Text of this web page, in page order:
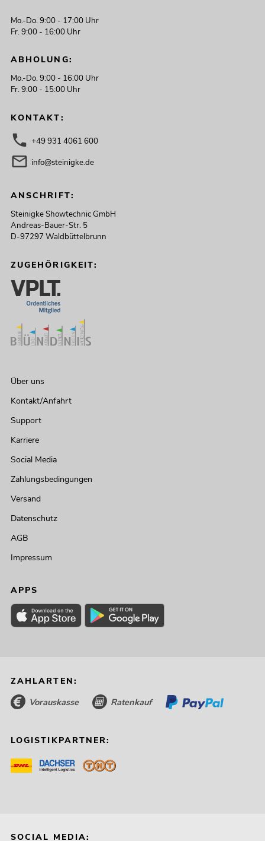
Mo.-Do. 9:00 - 17:00 Uhr
Fr. 9:00 - 16:00 Uhr
ABHOLUNG:
Mo.-Do. 9:00 - 16:00 Uhr
Fr. 9:00 - 15:00 Uhr
KONTAKT:
+49 931 4061 600
info@steinigke.de
ANSCHRIFT:
Steinigke Showtechnic GmbH
Andreas-Bauer-Str. 5
D-97297 Waldbüttelbrunn
ZUGEHÖRIGKEIT:
Über uns
Kontakt/Anfahrt
Support
Karriere
Social Media
Zahlungsbedingungen
Versand
Datenschutz
AGB
Impressum
APPS
ZAHLARTEN:
Vorauskasse Ratenkauf
LOGISTIKPARTNER:
SOCIAL MEDIA: